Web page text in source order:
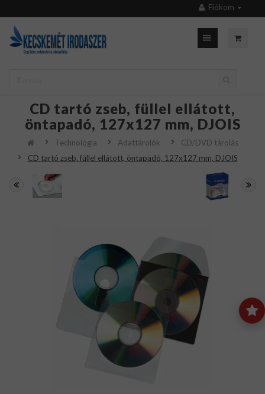
Fiókom
CD tartó zseb, füllel ellátott,
öntapadó, 127x127 mm, DJOIS
Technológia Adattárolók
CD/DVD tárolás
CD tartó zseb, füllel ellátott, öntapadó, 127x127 mm, DJOIS